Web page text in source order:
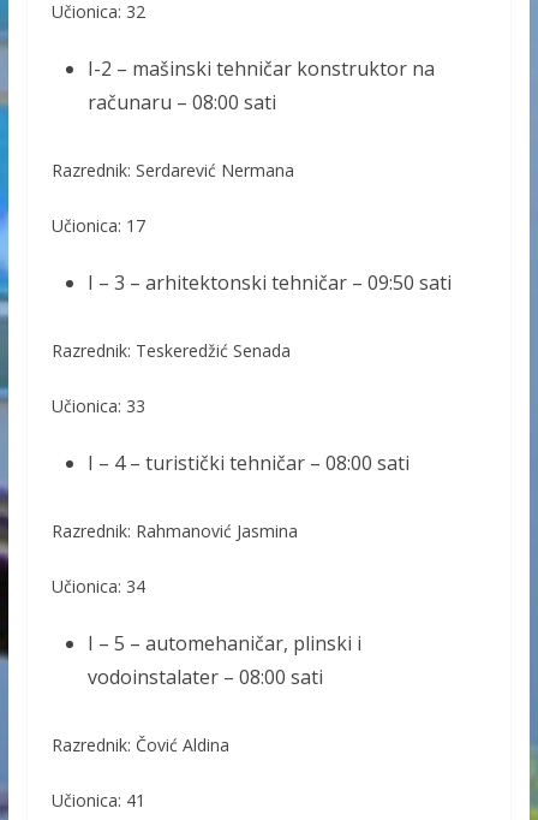
Učionica: 32
I-2 – mašinski tehničar konstruktor na
računaru – 08:00 sati
Razrednik: Serdarević Nermana
Učionica: 17
I – 3 – arhitektonski tehničar – 09:50 sati
Razrednik: Teskeredžić Senada
Učionica: 33
I – 4 – turistički tehničar – 08:00 sati
Razrednik: Rahmanović Jasmina
Učionica: 34
I – 5 – automehaničar, plinski i
vodoinstalater – 08:00 sati
Razrednik: Čović Aldina
Učionica: 41